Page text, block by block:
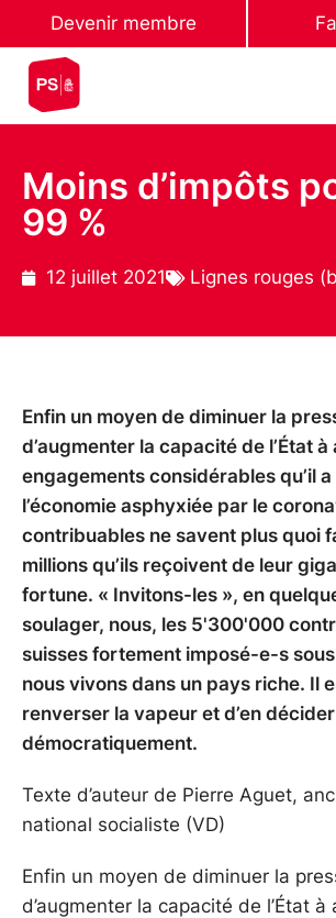
Devenir membre
Moins d’impôts
99 %
12 juillet 2021 Lignes rouges
Enfin un moyen de diminuer la
d’augmenter la capacité de l’État
engagements considérables qu’il
l’économie asphyxiée par le
contribuables ne savent plus quoi
millions qu’ils reçoivent de leur
fortune. « Invitons-les », en
soulager, nous, les 5'300'000
suisses fortement imposé-e-s
nous vivons dans un pays riche. Il
renverser la vapeur et d’en décider
démocratiquement.
Texte d’auteur de Pierre Aguet,
national socialiste (VD)
Enfin un moyen de diminuer la
d’augmenter la capacité de l’État à